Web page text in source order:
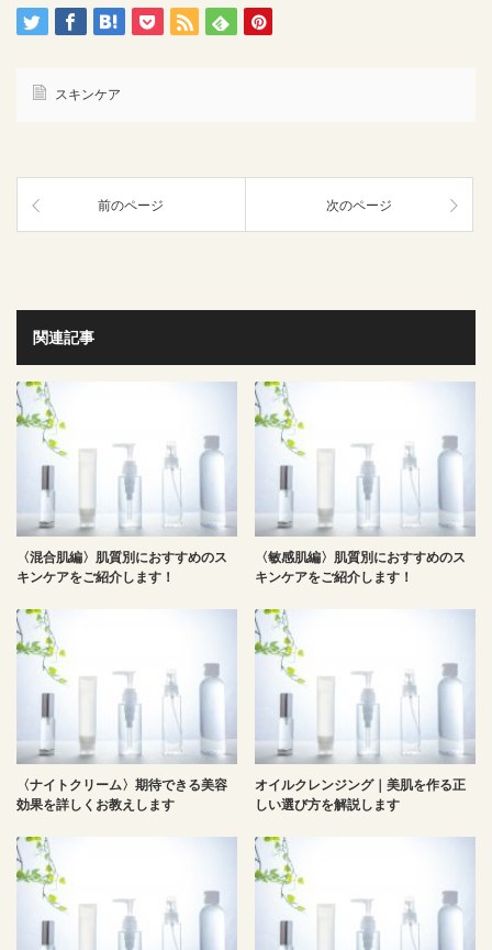
スキンケア
前のページ 次のページ
関連記事
〈混合肌編〉肌質別におすすめのス
キンケアをご紹介します！
〈敏感肌編〉肌質別におすすめのス
キンケアをご紹介します！
〈ナイトクリーム〉期待できる美容
効果を詳しくお教えします
オイルクレンジング｜美肌を作る正
しい選び方を解説します